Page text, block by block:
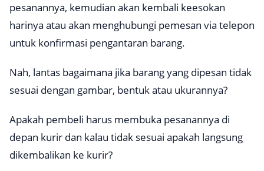
pesanannya, kemudian akan kembali keesokan
harinya atau akan menghubungi pemesan via telepon
untuk konfirmasi pengantaran barang.
Nah, lantas bagaimana jika barang yang dipesan tidak
sesuai dengan gambar, bentuk atau ukurannya?
Apakah pembeli harus membuka pesanannya di
depan kurir dan kalau tidak sesuai apakah langsung
dikembalikan ke kurir?